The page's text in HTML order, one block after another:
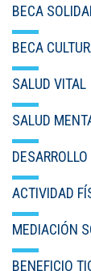
BECA
BECA
SALUD VITAL
SALUD
ACTIVIDAD
MEDIACIÓN
BENEFICIO